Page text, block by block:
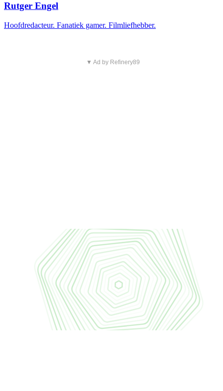
Rutger Engel
Hoofdredacteur. Fanatiek gamer. Filmliefhebber.
▼ Ad by Refinery89